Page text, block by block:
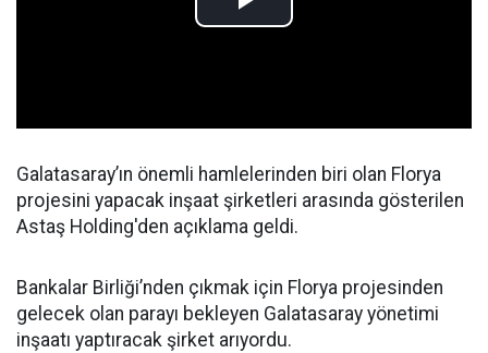
Galatasaray’ın önemli hamlelerinden biri olan Florya
projesini yapacak inşaat şirketleri arasında gösterilen
Astaş Holding'den açıklama geldi.
Bankalar Birliği’nden çıkmak için Florya projesinden
gelecek olan parayı bekleyen Galatasaray yönetimi
inşaatı yaptıracak şirket arıyordu.